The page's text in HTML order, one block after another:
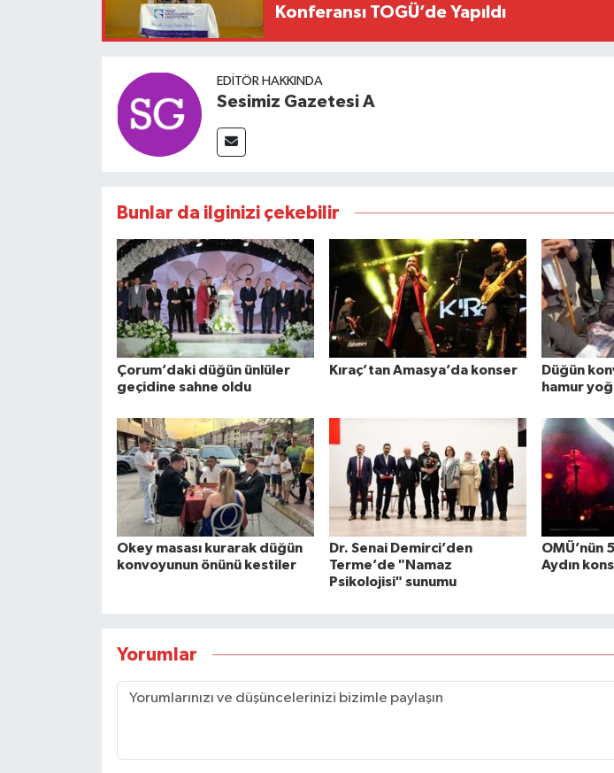
Konferansı TOGÜ’de Yapıldı
EDITÖR HAKKINDA
Sesimiz Gazetesi A
Bunlar da ilginizi çekebilir
Çorum’daki düğün ünlüler
geçidine sahne oldu
Kıraç’tan Amasya’da konser
Düğün
hamur
Okey masası kurarak düğün
konvoyunun önünü kestiler
Dr. Senai Demirci’den
Terme’de "Namaz
Psikolojisi" sunumu
OMÜ’nün
Aydın
Yorumlar